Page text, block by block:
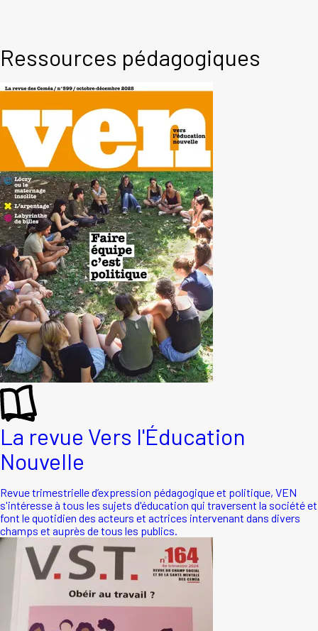
Ressources pédagogiques
La revue Vers l'Éducation
Nouvelle
Revue trimestrielle d’expression pédagogique et politique, VEN
s'intéresse à tous les sujets d'éducation qui traversent la société et
font le quotidien des acteurs et actrices intervenant dans divers
champs et auprès de tous les publics.